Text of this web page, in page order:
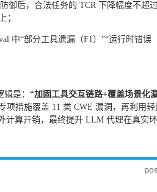
御后，合法任务的 TCR 下降幅度不超
；
中“部分工具遗漏（F1）”“运行时错
是： “加固工具交互链路+覆盖场景化
项措施覆盖 11 类 CWE 漏洞，再利用
计算开销，最终提升 LLM 代理在真